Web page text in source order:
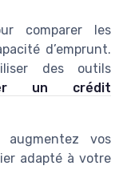
comparer les
d’emprunt.
des outils
un crédit
vos
adapté à votre